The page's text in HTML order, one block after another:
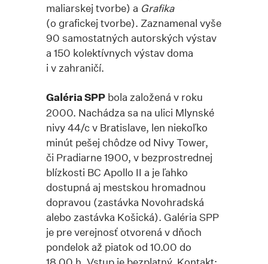
maliarskej tvorbe) a Grafika
(o grafickej tvorbe). Zaznamenal vyše
90 samostatných autorských výstav
a 150 kolektívnych výstav doma
i v zahraničí.
Galéria SPPbola založená v roku
2000. Nachádza sa na ulici Mlynské
nivy 44/c v Bratislave, len niekoľko
minút pešej chôdze od Nivy Tower,
či Pradiarne 1900, v bezprostrednej
blízkosti BC Apollo II a je ľahko
dostupná aj mestskou hromadnou
dopravou (zastávka Novohradská
alebo zastávka Košická). Galéria SPP
je pre verejnosť otvorená v dňoch
pondelok až piatok od 10.00 do